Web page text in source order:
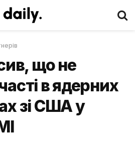
що не
в ядерних
зі США у